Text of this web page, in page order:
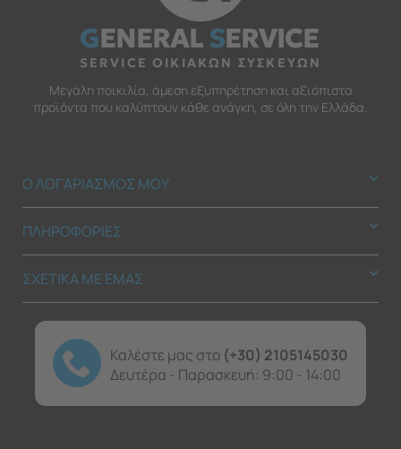
GENERALSERVICE
SERVICE ΟΙΚΙΑΚΩΝ ΣΥΣΚΕΥΩΝ
Μεγάλη ποικιλία, άμεση εξυπηρέτηση και αξιόπιστα
προϊόντα που καλύπτουν κάθε ανάγκη, σε όλη την Ελλάδα.
Ο ΛΟΓΑΡΙΑΣΜΟΣ ΜΟΥ
ΠΛΗΡΟΦΟΡΙΕΣ
ΣΧΕΤΙΚΑ ΜΕ ΕΜΑΣ
Καλέστε μας στο (+30) 2105145030
Δευτέρα - Παρασκευή: 9:00 - 14:00